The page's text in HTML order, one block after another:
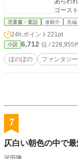
ゴース
児童書・童話 連載中 長編
24h.ポイント 221pt
小説 6,712 位 / 228,955
ほのぼの ファンタジー
7
仄白い朝色の中で